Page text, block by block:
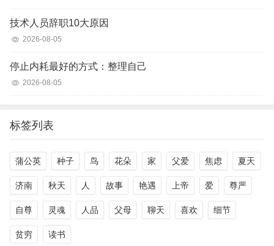
技术人员辞职10大原因
2026-08-05
停止内耗最好的方式：整理自己
2026-08-05
标签列表
蒲公英 种子 鸟 花朵 家 父爱 焦虑 夏天
济南 秋天 人 故事 艳遇 上帝 爱 尊严
自尊 灵魂 人品 父母 聊天 喜欢 细节
贫穷 读书